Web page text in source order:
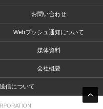
お問い合わせ
Webプッシュ通知について
媒体資料
会社概要
信について